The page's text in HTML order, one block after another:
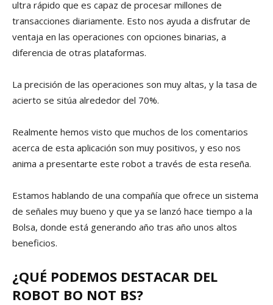
ultra rápido que es capaz de procesar millones de
transacciones diariamente. Esto nos ayuda a disfrutar de
ventaja en las operaciones con opciones binarias, a
diferencia de otras plataformas.
La precisión de las operaciones son muy altas, y la tasa de
acierto se sitúa alrededor del 70%.
Realmente hemos visto que muchos de los comentarios
acerca de esta aplicación son muy positivos, y eso nos
anima a presentarte este robot a través de esta reseña.
Estamos hablando de una compañía que ofrece un sistema
de señales muy bueno y que ya se lanzó hace tiempo a la
Bolsa, donde está generando año tras año unos altos
beneficios.
¿QUÉ PODEMOS DESTACAR DEL
ROBOT BO NOT BS?